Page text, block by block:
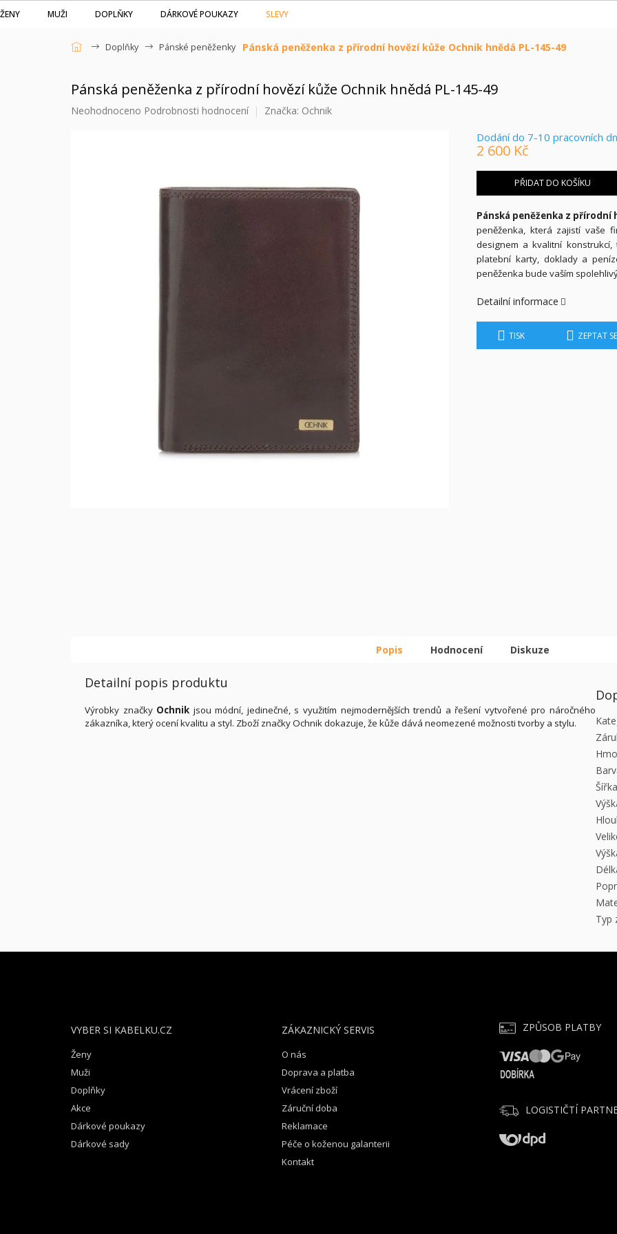
Přejít
na
ŽENY MUŽI DOPLŇKY DÁRKOVÉ POUKAZY SLEVY
Doplňky Pánské peněženky Pánská peněženka z přírodní hovězí kůže Ochnik hnědá PL-145-49
Pánská peněženka z přírodní hovězí kůže Ochnik hnědá PL-145-49
Průměrné
Neohodnoceno Podrobnosti hodnocení Značka: Ochnik
2 600 Kč
cena:
Dodání do 7-10 pracovních
PŘIDAT DO KOŠÍKU
Pánská peněženka z přírodní
peněženka, která zajistí vaše
designem a kvalitní
platební karty, doklady a
peněženka bude vaším
Detailní informace
TISK ZEPTAT SE
Popis Hodnocení Diskuze
Detailní popis produktu
Výrobky značky Ochnik jsou módní, jedinečné, s využitím nejmodernějších trendů a řešení vytvořené pro náročného
zákazníka, který ocení kvalitu a styl. Zboží značky Ochnik dokazuje, že kůže dává neomezené možnosti tvorby a stylu.
Šířka
Typ
VYBER SI KABELKU.CZ
Ženy
Muži
Doplňky
Akce
Dárkové poukazy
Dárkové sady
ZÁKAZNICKÝ SERVIS
O nás
Doprava a platba
Vrácení zboží
Záruční doba
Reklamace
Péče o koženou galanterii
Kontakt
ZPŮSOB PLATBY
LOGISTIČTÍ